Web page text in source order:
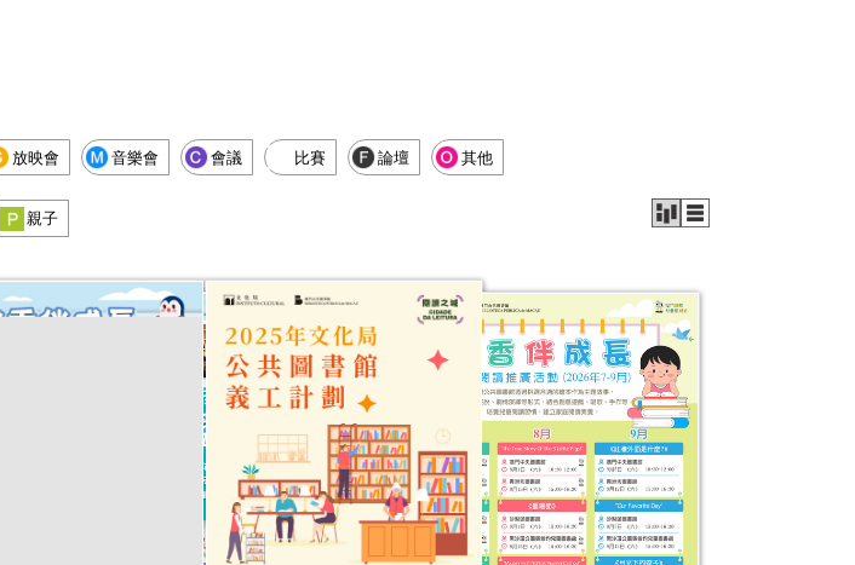
放映會 音樂會 會議 比賽 論壇 其他
親子